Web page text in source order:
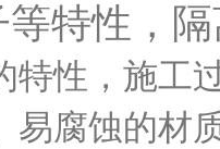
特性，
特性，施工
易腐蚀的材